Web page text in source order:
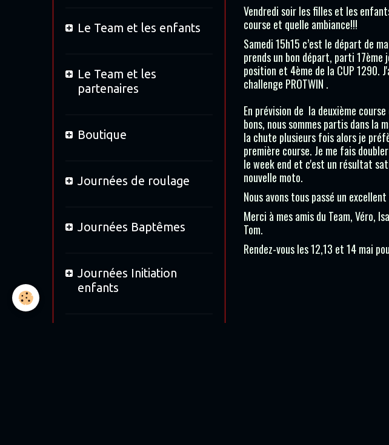
Vendredi soir les filles et les
course et quelle ambiance!!!
Samedi 15h15 c’est le départ de
prends un bon départ, parti
position et 4ème de la CUP 1290.
challenge PROTWIN .
En prévision de la deuxième
bons, nous sommes partis dans la
la chute plusieurs fois alors je
première course. Je me fais
le week end et c'est un résultat
nouvelle moto.
Nous avons tous passé un
Merci à mes amis du Team, Véro,
Tom.
Rendez-vous les 12,13 et 14 mai
Le Team et les enfants
Le Team et les
partenaires
Boutique
Journées de roulage
Journées Baptêmes
Journées Initiation
enfants